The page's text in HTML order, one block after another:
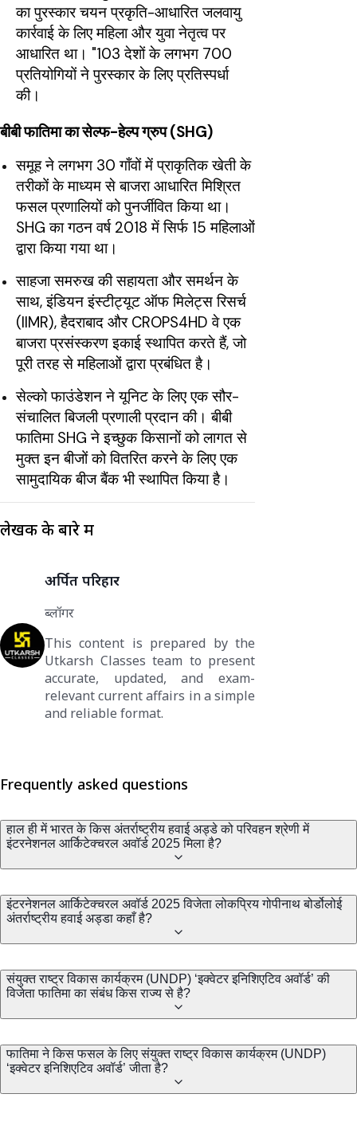
का पुरस्कार चयन प्रकृति-आधारित जलवायु
कार्रवाई के लिए महिला और युवा नेतृत्व पर
आधारित था। "103 देशों के लगभग 700
प्रतियोगियों ने पुरस्कार के लिए प्रतिस्पर्धा
की।
बीबी फातिमा का सेल्फ-हेल्प ग्रुप (SHG)
समूह ने लगभग 30 गाँवों में प्राकृतिक खेती के
तरीकों के माध्यम से बाजरा आधारित मिश्रित
फसल प्रणालियों को पुनर्जीवित किया था।
SHG का गठन वर्ष 2018 में सिर्फ 15 महिलाओं
द्वारा किया गया था।
साहजा समरुख की सहायता और समर्थन के
साथ, इंडियन इंस्टीट्यूट ऑफ मिलेट्स रिसर्च
(IIMR), हैदराबाद और CROPS4HD वे एक
बाजरा प्रसंस्करण इकाई स्थापित करते हैं, जो
पूरी तरह से महिलाओं द्वारा प्रबंधित है।
सेल्को फाउंडेशन ने यूनिट के लिए एक सौर-
संचालित बिजली प्रणाली प्रदान की। बीबी
फातिमा SHG ने इच्छुक किसानों को लागत से
मुक्त इन बीजों को वितरित करने के लिए एक
सामुदायिक बीज बैंक भी स्थापित किया है।
लेखक के बारे में
अर्पित परिहार
ब्लॉगर
This content is prepared by the
Utkarsh Classes team to present
accurate, updated, and exam-
relevant current affairs in a simple
and reliable format.
Frequently asked questions
हाल ही में भारत के किस अंतर्राष्ट्रीय हवाई अड्डे को परिवहन श्रेणी में
इंटरनेशनल आर्किटेक्चरल अवॉर्ड 2025 मिला है?
इंटरनेशनल आर्किटेक्चरल अवॉर्ड 2025 विजेता लोकप्रिय गोपीनाथ बोर्डोलोई
अंतर्राष्ट्रीय हवाई अड्डा कहाँ है?
संयुक्त राष्ट्र विकास कार्यक्रम (UNDP) ‘इक्वेटर इनिशिएटिव अवॉर्ड’ की
विजेता फातिमा का संबंध किस राज्य से है?
फातिमा ने किस फसल के लिए संयुक्त राष्ट्र विकास कार्यक्रम (UNDP)
‘इक्वेटर इनिशिएटिव अवॉर्ड’ जीता है?